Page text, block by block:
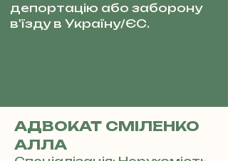
депортацію або заборону
в'їзду в Україну/ЄС.
АДВОКАТ СМІЛЕНКО
АЛЛА